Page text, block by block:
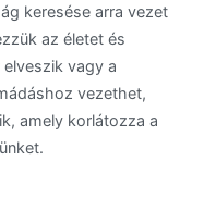
keresése arra vezet
az életet és
vagy a
vezethet,
amely korlátozza a